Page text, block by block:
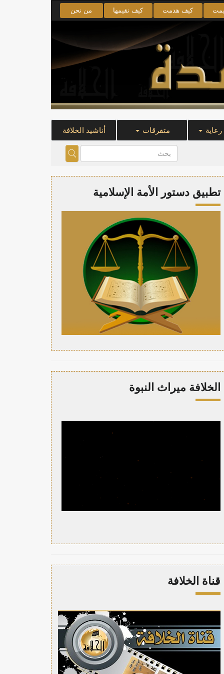
كيف هدمت كيف نقيمها من نحن
متفرقات أناشيد الخلافة
تطبيق دستور الأمة الإسلامية
الخلافة ميراث النبوة
قناة الخلافة